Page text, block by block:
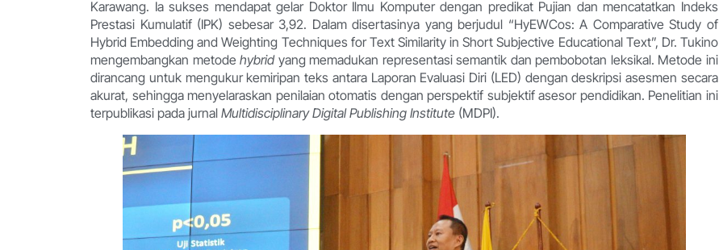
Karawang. Ia sukses mendapat gelar Doktor Ilmu Komputer dengan predikat Pujian dan mencatatkan Indeks
Prestasi Kumulatif (IPK) sebesar 3,92. Dalam disertasinya yang berjudul “HyEWCos: A Comparative Study of
Hybrid Embedding and Weighting Techniques for Text Similarity in Short Subjective Educational Text”, Dr. Tukino
mengembangkan metodehybridyang memadukan representasi semantik dan pembobotan leksikal. Metode ini
dirancang untuk mengukur kemiripan teks antara Laporan Evaluasi Diri (LED) dengan deskripsi asesmen secara
akurat, sehingga menyelaraskan penilaian otomatis dengan perspektif subjektif asesor pendidikan. Penelitian ini
terpublikasi pada jurnal Multidisciplinary Digital Publishing Institute (MDPI).